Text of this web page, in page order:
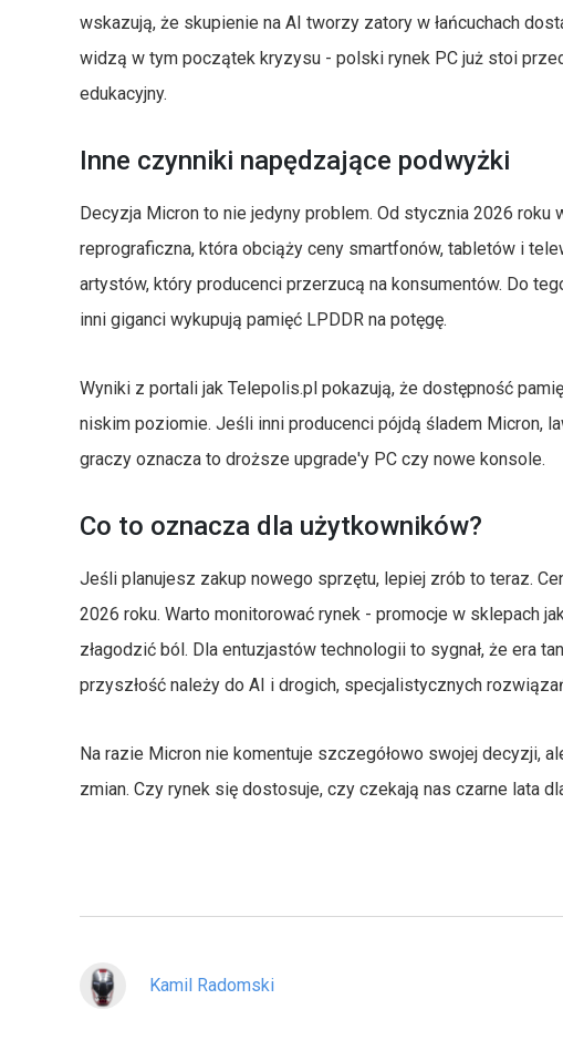
wskazują, że skupienie na AI tworzy zatory w łańcuchach
widzą w tym początek kryzysu - polski rynek PC już stoi
edukacyjny.
Inne czynniki napędzające podwyżki
Decyzja Micron to nie jedyny problem. Od stycznia 2026 roku
reprograficzna, która obciąży ceny smartfonów, tabletów i
artystów, który producenci przerzucą na konsumentów. Do
inni giganci wykupują pamięć LPDDR na potęgę.
Wyniki z portali jak Telepolis.pl pokazują, że dostępność
niskim poziomie. Jeśli inni producenci pójdą śladem Micron,
graczy oznacza to droższe upgrade'y PC czy nowe konsole.
Co to oznacza dla użytkowników?
Jeśli planujesz zakup nowego sprzętu, lepiej zrób to teraz.
2026 roku. Warto monitorować rynek - promocje w sklepach
złagodzić ból. Dla entuzjastów technologii to sygnał, że era
przyszłość należy do AI i drogich, specjalistycznych
Na razie Micron nie komentuje szczegółowo swojej decyzji,
zmian. Czy rynek się dostosuje, czy czekają nas czarne lata
Kamil Radomski